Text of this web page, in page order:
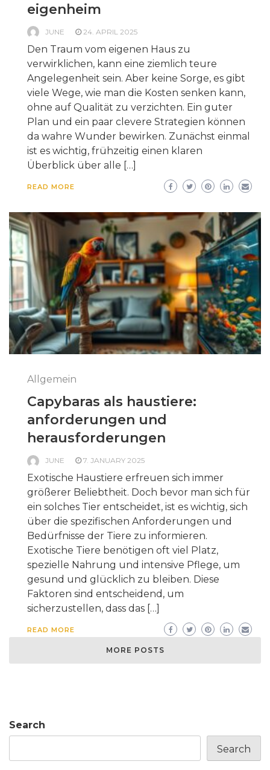
eigenheim
JUNE 24. APRIL 2025
Den Traum vom eigenen Haus zu
verwirklichen, kann eine ziemlich teure
Angelegenheit sein. Aber keine Sorge, es gibt
viele Wege, wie man die Kosten senken kann,
ohne auf Qualität zu verzichten. Ein guter
Plan und ein paar clevere Strategien können
da wahre Wunder bewirken. Zunächst einmal
ist es wichtig, frühzeitig einen klaren
Überblick über alle […]
READ MORE
Allgemein
Capybaras als haustiere:
anforderungen und
herausforderungen
JUNE 7. JANUARY 2025
Exotische Haustiere erfreuen sich immer
größerer Beliebtheit. Doch bevor man sich für
ein solches Tier entscheidet, ist es wichtig, sich
über die spezifischen Anforderungen und
Bedürfnisse der Tiere zu informieren.
Exotische Tiere benötigen oft viel Platz,
spezielle Nahrung und intensive Pflege, um
gesund und glücklich zu bleiben. Diese
Faktoren sind entscheidend, um
sicherzustellen, dass das […]
READ MORE
MORE POSTS
Search
Search